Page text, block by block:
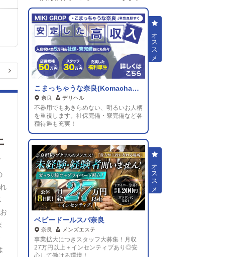
こまっちゃうな奈良(Komachauna Nara)
奈良 デリヘル
不器用でもあきらめない、明るいお人柄
を重視します。社保完備・寮完備など各
種待遇も充実！
ベビードールスパ奈良
奈良 メンズエステ
事業拡大につきスタッフ大募集！月収
27万円以上＋インセンティブあり◎安
心して働ける環境！